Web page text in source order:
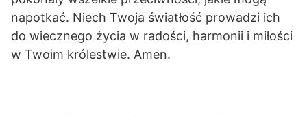
napotkać. Niech Twoja światłość prowadzi ich
do wiecznego życia w radości, harmonii i miłości
w Twoim królestwie. Amen.